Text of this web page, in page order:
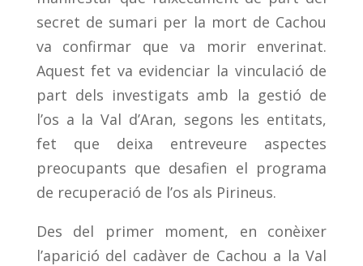
secret de sumari per la mort de Cachou
va confirmar que va morir enverinat.
Aquest fet va evidenciar la vinculació de
part dels investigats amb la gestió de
l’os a la Val d’Aran, segons les entitats,
fet que deixa entreveure aspectes
preocupants que desafien el programa
de recuperació de l’os als Pirineus.
Des del primer moment, en conèixer
l’aparició del cadàver de Cachou a la Val